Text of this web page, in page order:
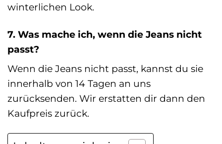
winterlichen Look.
7. Was mache ich, wenn die Jeans nicht
passt?
Wenn die Jeans nicht passt, kannst du sie
innerhalb von 14 Tagen an uns
zurücksenden. Wir erstatten dir dann den
Kaufpreis zurück.